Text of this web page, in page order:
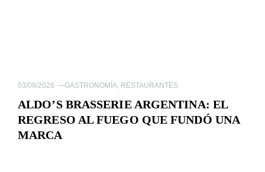
03/08/2026 —GASTRONOMÍA RESTAURANTES
ALDO’S BRASSERIE ARGENTINA: EL
REGRESO AL FUEGO QUE FUNDÓ UNA
MARCA